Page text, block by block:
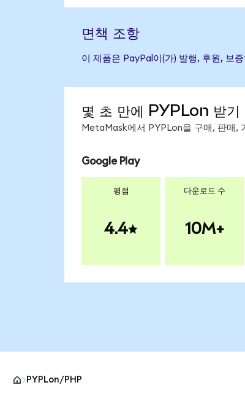
면책 조항
이 제품은 PayPal이(가) 발행, 후원, 보
몇 초 만에 PYPLon 받기
MetaMask에서 PYPLon을 구매, 판매,
Google Play
평점
4.4
다운로드 수
10M+
PYPLon/PHP